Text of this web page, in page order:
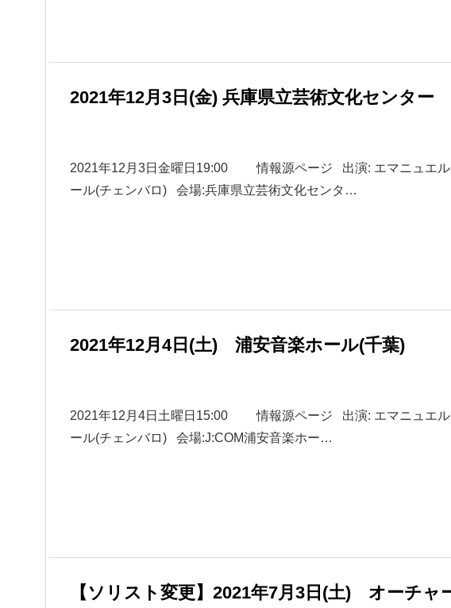
2021年12月3日(金) 兵庫県立芸術文化センター
2021年12月3日金曜日19:00 情報源ページ 出演: エマニュエル
ール(チェンバロ) 会場:兵庫県立芸術文化センタ…
2021年12月4日(土) 浦安音楽ホール(千葉)
2021年12月4日土曜日15:00 情報源ページ 出演: エマニュエル
ール(チェンバロ) 会場:J:COM浦安音楽ホー…
【ソリスト変更】2021年7月3日(土) オーチャ